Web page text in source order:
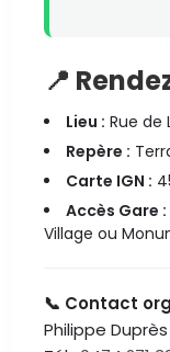
📍
Lieu : Rue de
Repère :
Carte IGN :
Accès Gare :
Village ou
📞 Contact
Philippe Duprès